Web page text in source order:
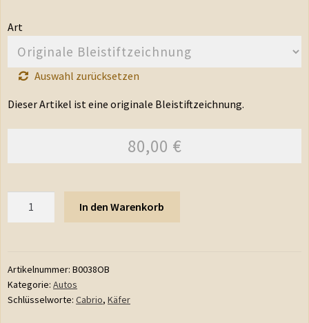
Art
Auswahl zurücksetzen
Dieser Artikel ist eine originale Bleistiftzeichnung.
80,00 €
In den Warenkorb
Artikelnummer: B0038OB
Kategorie: Autos
Schlüsselworte: Cabrio, Käfer